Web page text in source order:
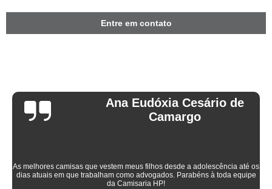
Entre em contato
Ana Eudóxia Cesário de
Camargo
As melhores camisas que vestem meus filhos desde a adolescência até os
dias atuais em que trabalham como advogados. Parabéns à toda equipe
da Camisaria HP!